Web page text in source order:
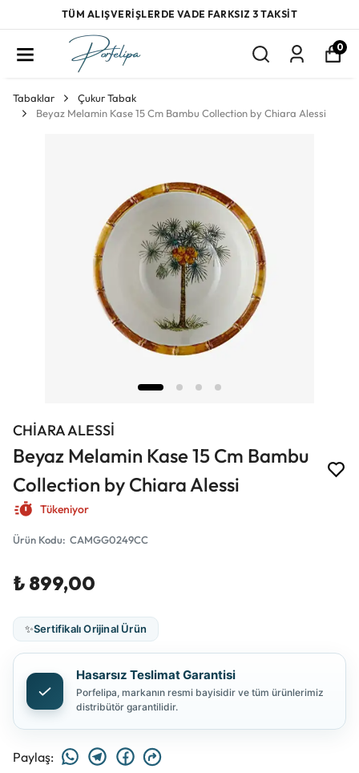
TÜM ALIŞVERİŞLERDE VADE FARKSIZ 3 TAKSİT
0
Tabaklar
Çukur Tabak
Beyaz Melamin Kase 15 Cm Bambu Collection by Chiara Alessi
CHİARA ALESSİ
Beyaz Melamin Kase 15 Cm Bambu
Collection by Chiara Alessi
Tükeniyor
Ürün Kodu: CAMGG0249CC
₺ 899,00
✨Sertifikalı Orijinal Ürün
Hasarsız Teslimat Garantisi
Porfelipa, markanın resmi bayisidir ve tüm ürünlerimiz
distribütör garantilidir.
Paylaş: